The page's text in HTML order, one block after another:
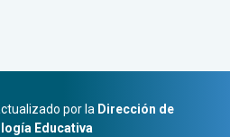
por la Dirección de
Educativa